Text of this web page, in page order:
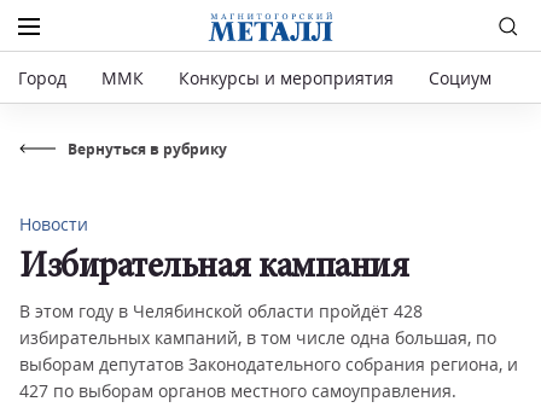
Город ММК Конкурсы и мероприятия Социум
Вернуться в рубрику
Новости
Избирательная кампания
В этом году в Челябинской области пройдёт 428
избирательных кампаний, в том числе одна большая, по
выборам депутатов Законодательного собрания региона, и
427 по выборам органов местного самоуправления.